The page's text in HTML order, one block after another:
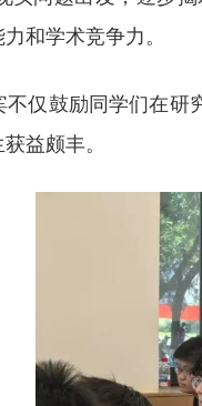
和学术竞争力。
仅鼓励同学们在
益颇丰。